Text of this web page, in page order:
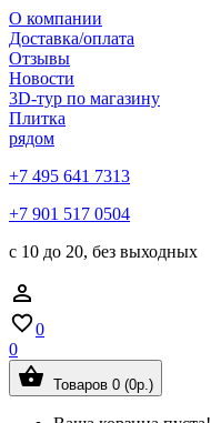
О компании
Доставка/оплата
Отзывы
Новости
3D-тур по магазину
Плитка
рядом
+7 495 641 7313
+7 901 517 0504
с 10 до 20, без выходных
0
0
Товаров 0 (0р.)